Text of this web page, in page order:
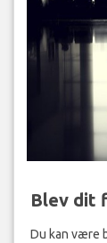
Blev dit
Du kan være